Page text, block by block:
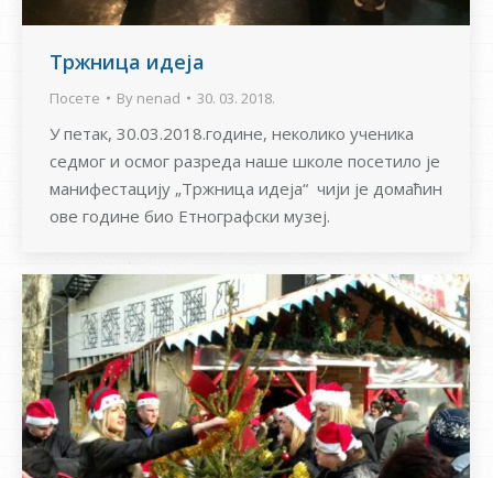
Тржница идеја
Посете By nenad 30. 03. 2018.
У петак, 30.03.2018.године, неколико ученика
седмог и осмог разреда наше школе посетило је
манифестацију „Тржница идеја“ чији је домаћин
ове године био Етнографски музеј.